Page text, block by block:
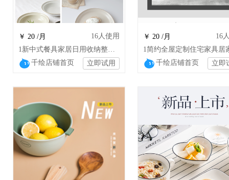
￥ 20 /月 16人使用
1新中式餐具家居日用收纳整理装饰店铺装修
千绘店铺首页
立即试用
￥ 20 /月 16
千绘店铺首页 立即